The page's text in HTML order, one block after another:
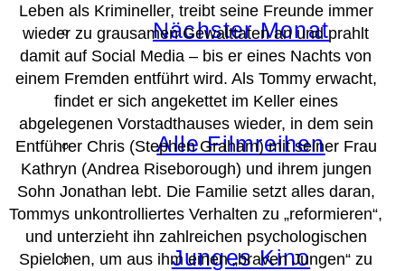
Nächster Monat
Alle Filmreihen
Junges Kino
Leben als Krimineller, treibt seine Freunde immer
wieder zu grausamen Gewalttaten an und prahlt
damit auf Social Media – bis er eines Nachts von
einem Fremden entführt wird. Als Tommy erwacht,
findet er sich angekettet im Keller eines
abgelegenen Vorstadthauses wieder, in dem sein
Entführer Chris (Stephen Graham) mit seiner Frau
Kathryn (Andrea Riseborough) und ihrem jungen
Sohn Jonathan lebt. Die Familie setzt alles daran,
Tommys unkontrolliertes Verhalten zu „reformieren“,
und unterzieht ihn zahlreichen psychologischen
Spielchen, um aus ihm einen „braven Jungen“ zu